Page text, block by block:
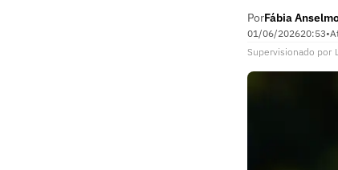
PorFábia
01/06/202620:53•
Supervisionado por